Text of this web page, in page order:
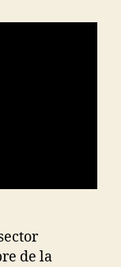
de la